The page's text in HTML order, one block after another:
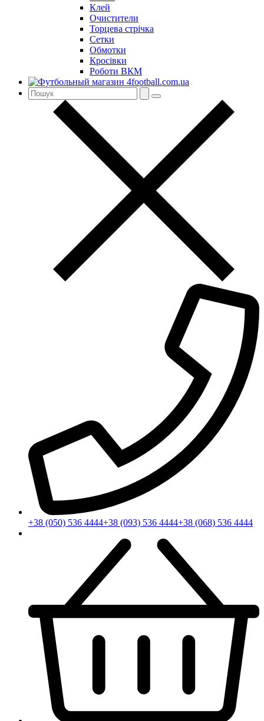
Клей
Очистители
Торцева стрічка
Сетки
Обмотки
Кросівки
Роботи ВКМ
+38 (050) 536 4444+38 (093) 536 4444+38 (068) 536 4444